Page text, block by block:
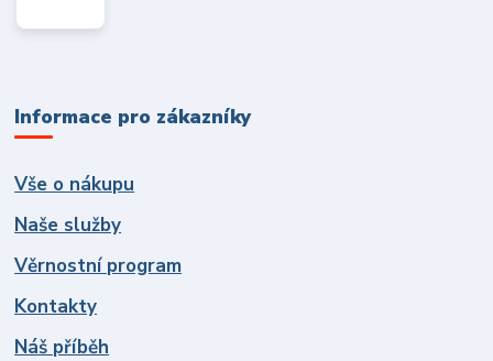
Informace pro zákazníky
Vše o nákupu
Naše služby
Věrnostní program
Kontakty
Náš příběh